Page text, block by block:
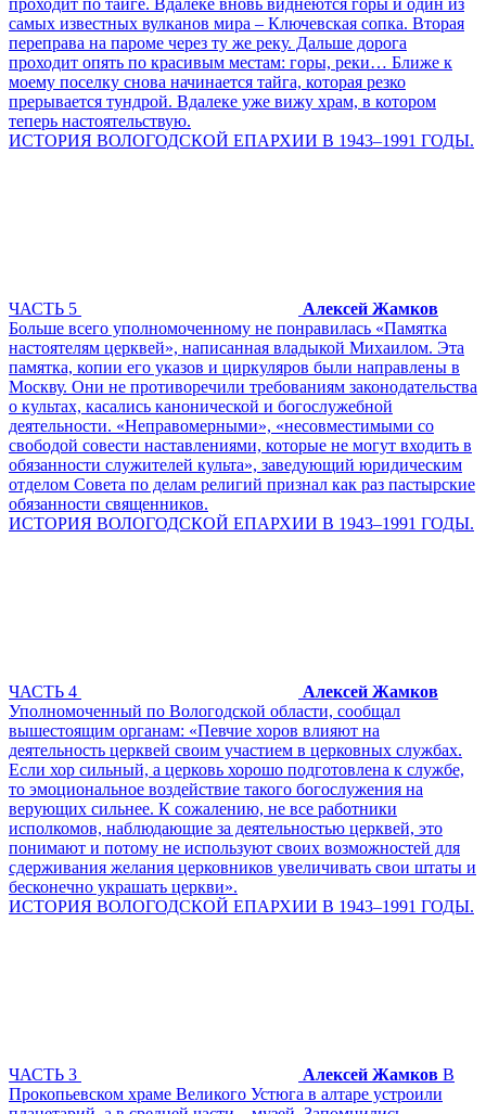
самых известных вулканов мира – Ключевская сопка. Вторая
переправа на пароме через ту же реку. Дальше дорога
проходит опять по красивым местам: горы, реки… Ближе к
моему поселку снова начинается тайга, которая резко
прерывается тундрой. Вдалеке уже вижу храм, в котором
теперь настоятельствую.
ИСТОРИЯ ВОЛОГОДСКОЙ ЕПАРХИИ В 1943–1991 ГОДЫ.
ЧАСТЬ 5
Алексей Жамков
Больше всего уполномоченному не понравилась «Памятка
настоятелям церквей», написанная владыкой Михаилом. Эта
памятка, копии его указов и циркуляров были направлены в
Москву. Они не противоречили требованиям законодательства
о культах, касались канонической и богослужебной
деятельности. «Неправомерными», «несовместимыми со
свободой совести наставлениями, которые не могут входить в
обязанности служителей культа», заведующий юридическим
отделом Совета по делам религий признал как раз пастырские
обязанности священников.
ИСТОРИЯ ВОЛОГОДСКОЙ ЕПАРХИИ В 1943–1991 ГОДЫ.
ЧАСТЬ 4
Алексей Жамков
Уполномоченный по Вологодской области, сообщал
вышестоящим органам: «Певчие хоров влияют на
деятельность церквей своим участием в церковных службах.
Если хор сильный, а церковь хорошо подготовлена к службе,
то эмоциональное воздействие такого богослужения на
верующих сильнее. К сожалению, не все работники
исполкомов, наблюдающие за деятельностью церквей, это
понимают и потому не используют своих возможностей для
сдерживания желания церковников увеличивать свои штаты и
бесконечно украшать церкви».
ИСТОРИЯ ВОЛОГОДСКОЙ ЕПАРХИИ В 1943–1991 ГОДЫ.
ЧАСТЬ 3 Алексей Жамков В
Прокопьевском храме Великого Устюга в алтаре устроили